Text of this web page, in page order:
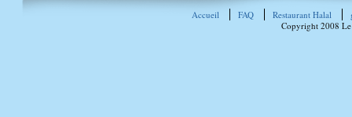
Accueil FAQ Restaurant Halal
Copyright 2008